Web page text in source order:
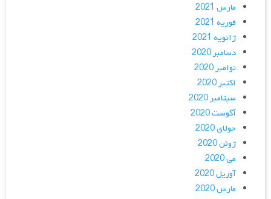
مارس 2021
فوریه 2021
ژانویه 2021
دسامبر 2020
نوامبر 2020
اکتبر 2020
سپتامبر 2020
آگوست 2020
جولای 2020
ژوئن 2020
می 2020
آوریل 2020
مارس 2020